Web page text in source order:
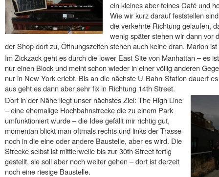
ein kleines aber feines Café und
Wie wir kurz darauf feststellen
die verkehrte Richtung gelaufen,
wenig später stehen wir dann vor
der Shop dort zu, Öffnungszeiten stehen auch keine dran. Marion
Im Zickzack geht es durch die lower East Site von Manhattan – es
nur einen Block und meint schon wieder in einer völlig anderen
nur in New York erlebt. Bis an die nächste U-Bahn-Station dauert
aus geht es dann aber sehr fix in Richtung 14th Street.
Dort in der Nähe liegt unser nächstes Ziel: The High Line
– eine ehemalige Hochbahnstrecke die zu einem Park
umfunktioniert wurde – die Idee gefällt mir richtig gut,
momentan blickt man oftmals rechts und links der Trasse
noch in die eine oder andere Baustelle, aber es wird. Die
Strecke selbst ist mittlerweile bis zur 30th Street fertig
gestellt, sie soll aber noch weiter gehen – dort ist derzeit
noch eine riesige Baustelle.